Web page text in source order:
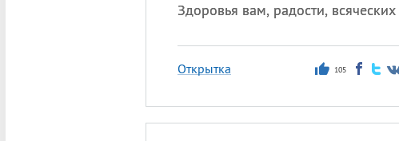
Здоровья вам, радости, всяческих
Открытка 105